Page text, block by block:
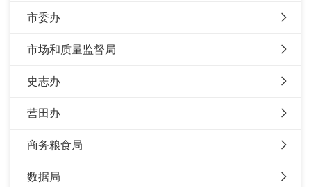
市委办
市场和质量监督局
史志办
营田办
商务粮食局
数据局